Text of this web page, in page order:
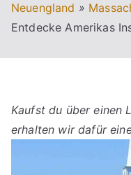
Neuengland »
Entdecke Amerikas
Kaufst du über einen
erhalten wir dafür